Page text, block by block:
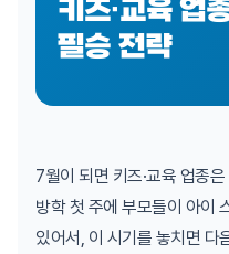
키즈·교육 업
필승 전략
7월이 되면 키즈·교육 업종
방학 첫 주에 부모들이 아이
있어서, 이 시기를 놓치면 다